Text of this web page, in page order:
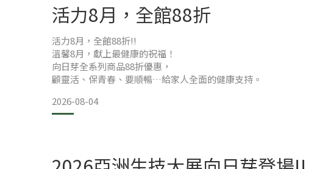
活力8月，全館88折
活力8月，全館88折!!
溫馨8月，獻上最健康的祝福！
向日芽全系列商品88折優惠，
顧靈活、保青春、要順暢…給家人全面的健康支持。
2026-08-04